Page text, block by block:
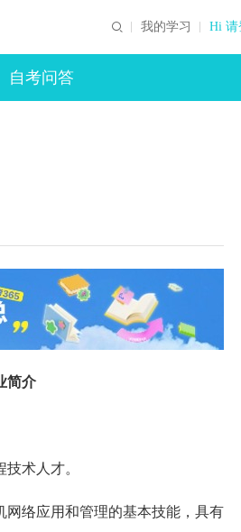
我的学习 Hi 请
自考问答
简介
术人才。
网络应用和管理的基本技能，具有